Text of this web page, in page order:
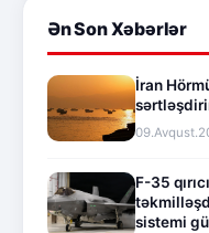
Ən Son Xəbərlər
İran
F-35
sistemi